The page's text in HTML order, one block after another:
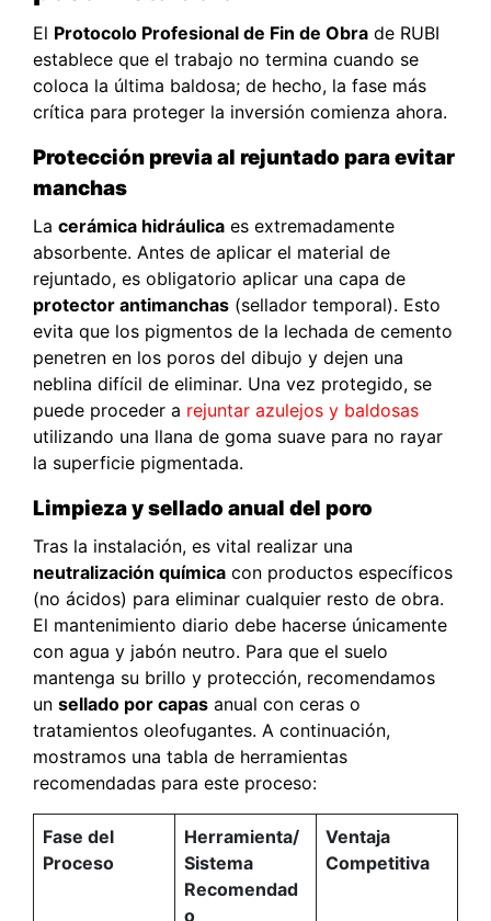
El Protocolo Profesional de Fin de Obra de RUBI
establece que el trabajo no termina cuando se
coloca la última baldosa; de hecho, la fase más
crítica para proteger la inversión comienza ahora.
Protección previa al rejuntado para evitar
manchas
La cerámica hidráulica es extremadamente
absorbente. Antes de aplicar el material de
rejuntado, es obligatorio aplicar una capa de
protector antimanchas (sellador temporal). Esto
evita que los pigmentos de la lechada de cemento
penetren en los poros del dibujo y dejen una
neblina difícil de eliminar. Una vez protegido, se
puede proceder a rejuntar azulejos y baldosas
utilizando una llana de goma suave para no rayar
la superficie pigmentada.
Limpieza y sellado anual del poro
Tras la instalación, es vital realizar una
neutralización química con productos específicos
(no ácidos) para eliminar cualquier resto de obra.
El mantenimiento diario debe hacerse únicamente
con agua y jabón neutro. Para que el suelo
mantenga su brillo y protección, recomendamos
un sellado por capas anual con ceras o
tratamientos oleofugantes. A continuación,
mostramos una tabla de herramientas
recomendadas para este proceso:
Fase del
Proceso
Herramienta/
Sistema
Recomendad
o
Ventaja
Competitiva